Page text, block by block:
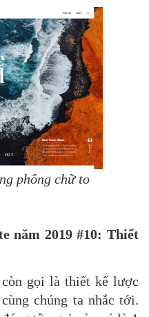
phông chữ to
năm 2019 #10: Thiết
gọi là thiết kế lược
chúng ta nhắc tới.